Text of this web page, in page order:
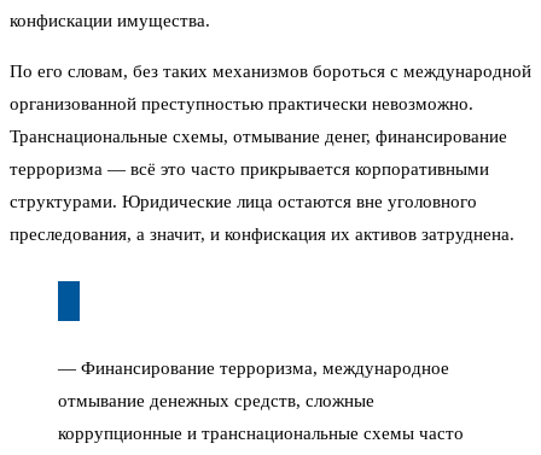
конфискации имущества.
По его словам, без таких механизмов бороться с международной
организованной преступностью практически невозможно.
Транснациональные схемы, отмывание денег, финансирование
терроризма — всё это часто прикрывается корпоративными
структурами. Юридические лица остаются вне уголовного
преследования, а значит, и конфискация их активов затруднена.
— Финансирование терроризма, международное
отмывание денежных средств, сложные
коррупционные и транснациональные схемы часто